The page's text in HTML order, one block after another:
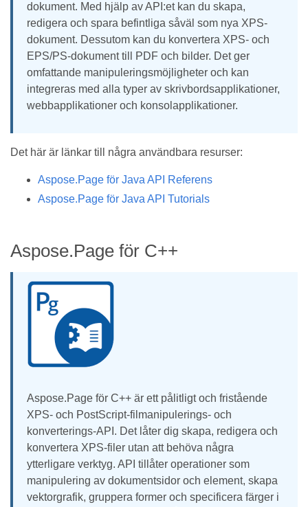
dokument. Med hjälp av API:et kan du skapa,
redigera och spara befintliga såväl som nya XPS-
dokument. Dessutom kan du konvertera XPS- och
EPS/PS-dokument till PDF och bilder. Det ger
omfattande manipuleringsmöjligheter och kan
integreras med alla typer av skrivbordsapplikationer,
webbapplikationer och konsolapplikationer.
Det här är länkar till några användbara resurser:
Aspose.Page för Java API Referens
Aspose.Page för Java API Tutorials
Aspose.Page för C++
Aspose.Page för C++ är ett pålitligt och fristående
XPS- och PostScript-filmanipulerings- och
konverterings-API. Det låter dig skapa, redigera och
konvertera XPS-filer utan att behöva några
ytterligare verktyg. API tillåter operationer som
manipulering av dokumentsidor och element, skapa
vektorgrafik, gruppera former och specificera färger i